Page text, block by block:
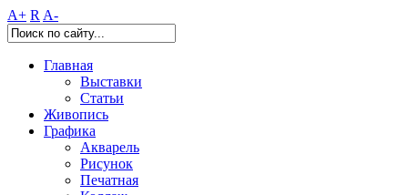
A+ R A-
Главная
Выставки
Статьи
Живопись
Графика
Акварель
Рисунок
Печатная